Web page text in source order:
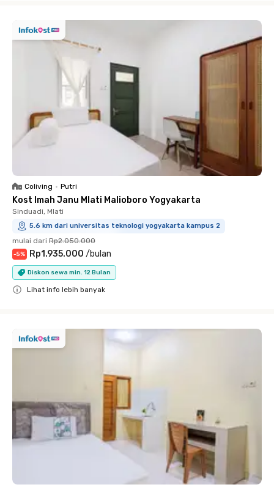
Coliving • Putri
Kost Imah Janu Mlati Malioboro Yogyakarta
Sinduadi, Mlati
5.6 km dari universitas teknologi yogyakarta kampus 2
mulai dari Rp2.050.000
-5% Rp1.935.000 /bulan
Diskon sewa min. 12 Bulan
Lihat info lebih banyak